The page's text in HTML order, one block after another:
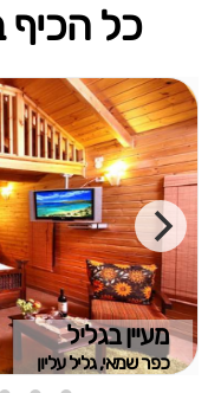
כל הכיף
מעיין בגליל
כפר שמאי, גליל עליון